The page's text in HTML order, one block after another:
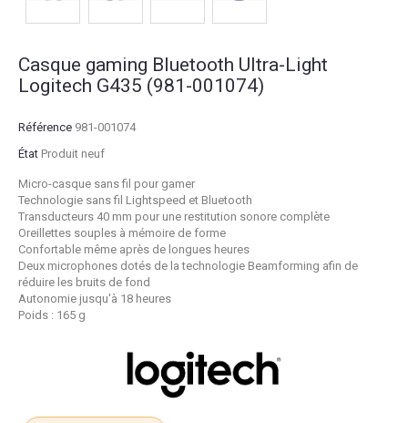
Casque gaming Bluetooth Ultra-Light
Logitech G435 (981-001074)
Référence 981-001074
État Produit neuf
Micro-casque sans fil pour gamer
Technologie sans fil Lightspeed et Bluetooth
Transducteurs 40 mm pour une restitution sonore complète
Oreillettes souples à mémoire de forme
Confortable même après de longues heures
Deux microphones dotés de la technologie Beamforming afin de
réduire les bruits de fond
Autonomie jusqu'à 18 heures
Poids : 165 g